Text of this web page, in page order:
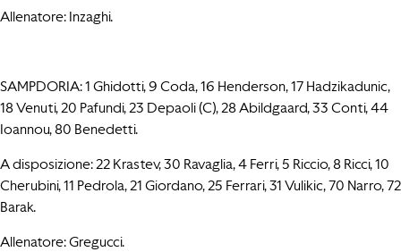
Allenatore: Inzaghi.
SAMPDORIA: 1 Ghidotti, 9 Coda, 16 Henderson, 17 Hadzikadunic,
18 Venuti, 20 Pafundi, 23 Depaoli (C), 28 Abildgaard, 33 Conti, 44
Ioannou, 80 Benedetti.
A disposizione: 22 Krastev, 30 Ravaglia, 4 Ferri, 5 Riccio, 8 Ricci, 10
Cherubini, 11 Pedrola, 21 Giordano, 25 Ferrari, 31 Vulikic, 70 Narro, 72
Barak.
Allenatore: Gregucci.